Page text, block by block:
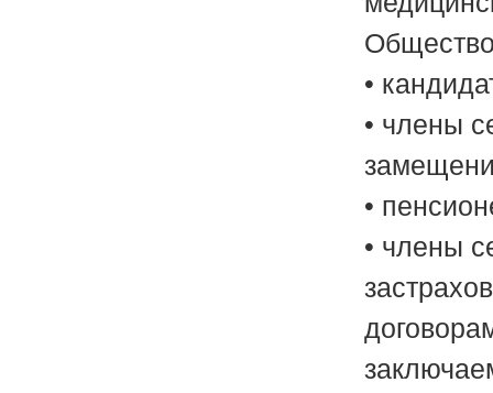
•
• члены
•
• члены